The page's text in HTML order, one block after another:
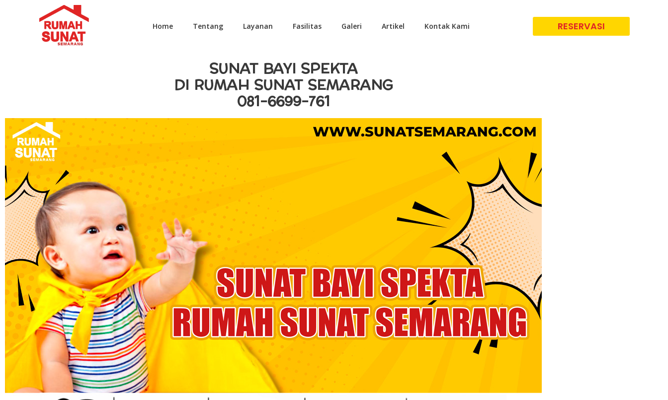
Home Tentang Layanan Fasilitas Galeri Artikel Kontak Kami RESERVASI
SUNAT BAYI SPEKTA
DI RUMAH SUNAT SEMARANG
081-6699-761